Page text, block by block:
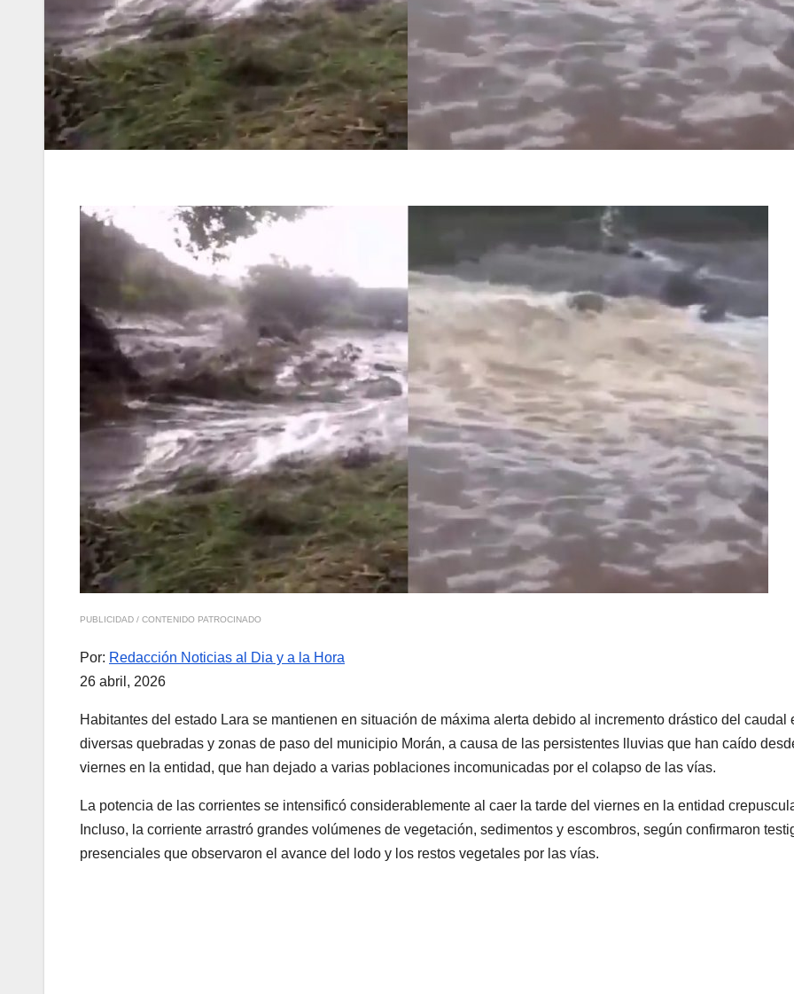
PUBLICIDAD / CONTENIDO PATROCINADO
Por: Redacción Noticias al Dia y a la Hora
26 abril, 2026
Habitantes del estado Lara se mantienen en situación de máxima alerta debido al incremento drástico del caudal
diversas quebradas y zonas de paso del municipio Morán, a causa de las persistentes lluvias que han caído
viernes en la entidad, que han dejado a varias poblaciones incomunicadas por el colapso de las vías.
La potencia de las corrientes se intensificó considerablemente al caer la tarde del viernes en la entidad
Incluso, la corriente arrastró grandes volúmenes de vegetación, sedimentos y escombros, según confirmaron
presenciales que observaron el avance del lodo y los restos vegetales por las vías.